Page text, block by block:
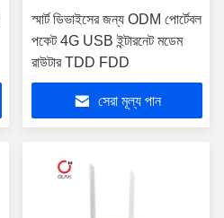
স্মার্ট ডিভাইসের জন্য ODM পোর্টেবল
পকেট 4G USB ইন্টারনেট মডেম
রাউটার TDD FDD
সেরা মূল্য পান